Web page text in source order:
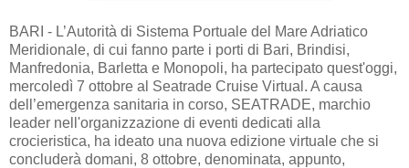
BARI - L’Autorità di Sistema Portuale del Mare Adriatico
Meridionale, di cui fanno parte i porti di Bari, Brindisi,
Manfredonia, Barletta e Monopoli, ha partecipato quest'oggi,
mercoledì 7 ottobre al Seatrade Cruise Virtual. A causa
dell’emergenza sanitaria in corso, SEATRADE, marchio
leader nell'organizzazione di eventi dedicati alla
crocieristica, ha ideato una nuova edizione virtuale che si
concluderà domani, 8 ottobre, denominata, appunto,